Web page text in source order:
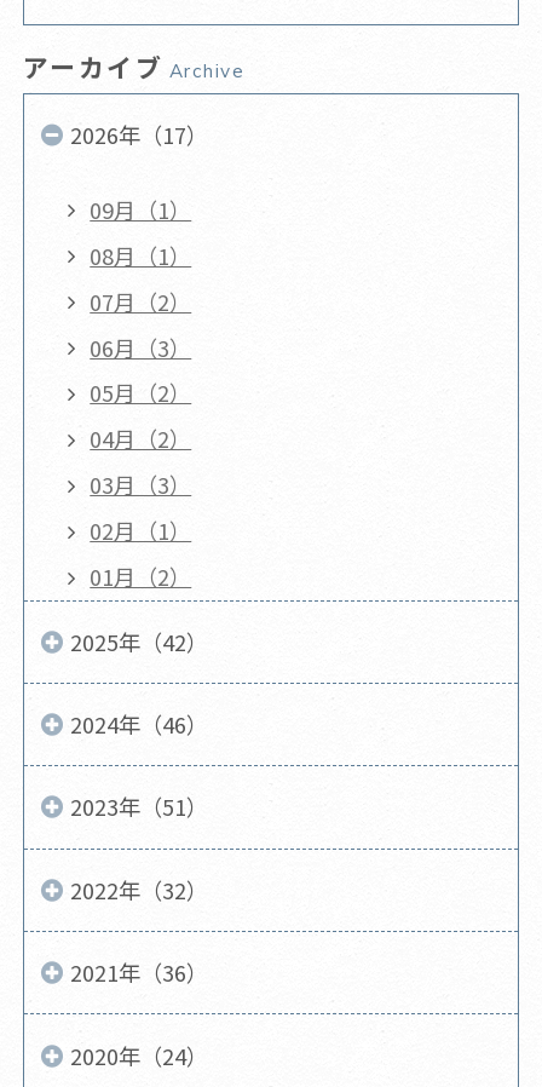
アーカイブ Archive
2026年（17）
09月（1）
08月（1）
07月（2）
06月（3）
05月（2）
04月（2）
03月（3）
02月（1）
01月（2）
2025年（42）
2024年（46）
2023年（51）
2022年（32）
2021年（36）
2020年（24）